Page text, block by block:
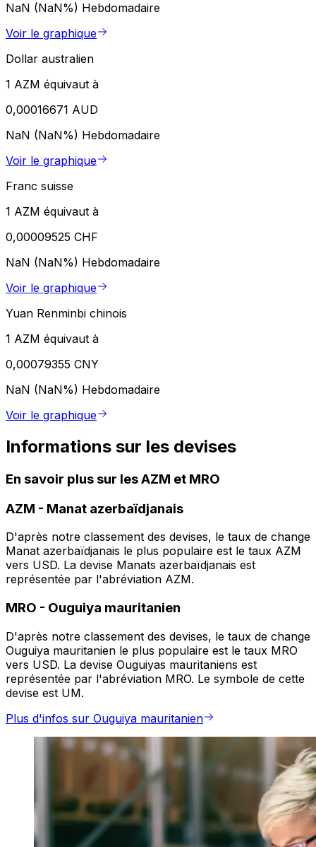
NaN (NaN%) Hebdomadaire
Voir le graphique
Dollar australien
1 AZM équivaut à
0,00016671 AUD
NaN (NaN%) Hebdomadaire
Voir le graphique
Franc suisse
1 AZM équivaut à
0,00009525 CHF
NaN (NaN%) Hebdomadaire
Voir le graphique
Yuan Renminbi chinois
1 AZM équivaut à
0,00079355 CNY
NaN (NaN%) Hebdomadaire
Voir le graphique
Informations sur les devises
En savoir plus sur les AZM et MRO
AZM - Manat azerbaïdjanais
D'après notre classement des devises, le taux de change
Manat azerbaïdjanais le plus populaire est le taux AZM
vers USD. La devise Manats azerbaïdjanais est
représentée par l'abréviation AZM.
MRO - Ouguiya mauritanien
D'après notre classement des devises, le taux de change
Ouguiya mauritanien le plus populaire est le taux MRO
vers USD. La devise Ouguiyas mauritaniens est
représentée par l'abréviation MRO. Le symbole de cette
devise est UM.
Plus d'infos sur Ouguiya mauritanien